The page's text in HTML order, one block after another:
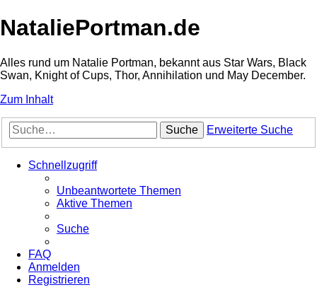
NataliePortman.de
Alles rund um Natalie Portman, bekannt aus Star Wars, Black
Swan, Knight of Cups, Thor, Annihilation und May December.
Zum Inhalt
Suche Erweiterte Suche
Schnellzugriff
Unbeantwortete Themen
Aktive Themen
Suche
FAQ
Anmelden
Registrieren